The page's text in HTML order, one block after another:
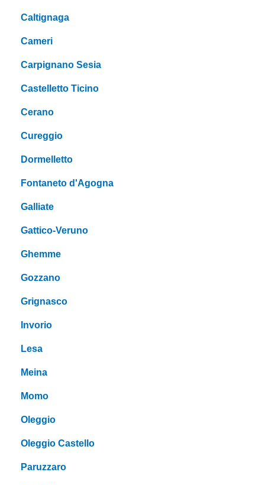
Caltignaga
Cameri
Carpignano Sesia
Castelletto Ticino
Cerano
Cureggio
Dormelletto
Fontaneto d'Agogna
Galliate
Gattico-Veruno
Ghemme
Gozzano
Grignasco
Invorio
Lesa
Meina
Momo
Oleggio
Oleggio Castello
Paruzzaro